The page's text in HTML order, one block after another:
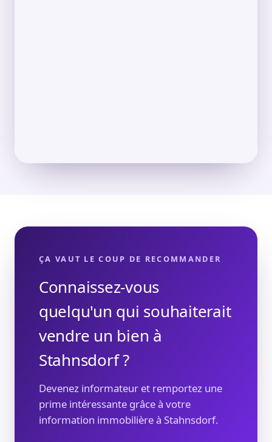
ÇA VAUT LE COUP DE RECOMMANDER
Connaissez-vous
quelqu'un qui souhaiterait
vendre un bien à
Stahnsdorf ?
Devenez informateur et remportez une
prime intéressante grâce à votre
information immobilière à Stahnsdorf.